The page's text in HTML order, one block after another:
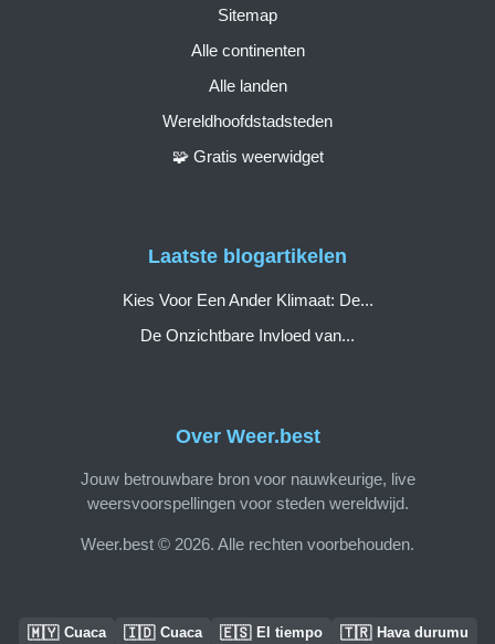
Over Weer.best
Jouw betrouwbare bron voor nauwkeurige, live
weersvoorspellingen voor steden wereldwijd.
Weer.best © 2026. Alle rechten voorbehouden.
Sitemap
Alle continenten
Alle landen
Wereldhoofdstadsteden
🧩 Gratis weerwidget
Laatste blogartikelen
Kies Voor Een Ander Klimaat: De...
De Onzichtbare Invloed van...
🇲🇾 Cuaca 🇮🇩 Cuaca 🇪🇸 El tiempo 🇹🇷 Hava durumu